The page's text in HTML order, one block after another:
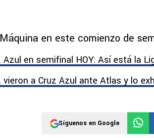
en este comienzo de
Azul en semifinal HOY: Así está la
vieron a Cruz Azul ante Atlas y lo
Síguenos en Google